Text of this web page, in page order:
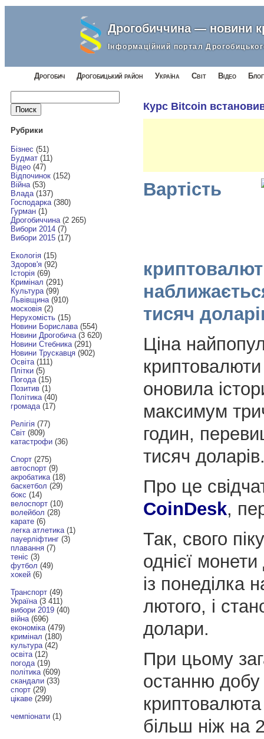
Дрогобиччина — новини
Інформаційний портал
Дрогобич Дрогобицький район Україна Світ Відео
Найти:
Рубрики
Бізнес (51)
Будмат(11)
Відео(47)
Відпочинок(152)
Війна(53)
Влада(137)
Господарка(380)
Гурман(1)
Дрогобиччина(2 265)
Вибори 2014(7)
Вибори 2015(17)
Екологія(15)
Здоров'я(92)
Історія(69)
Кримінал (291)
Культура(99)
Львівщина(910)
московія(2)
Нерухомість(15)
Новини Борислава(554)
Новини Дрогобича(3 620)
Новини Стебника(291)
Новини Трускавця(902)
Освіта(111)
Плітки(5)
Погода(15)
Позитив(1)
Політика(40)
громада(17)
Релігія(77)
Світ(809)
катастрофи(36)
Спорт(275)
автоспорт(9)
акробатика(18)
баскетбол (29)
бокс (14)
велоспорт(10)
волейбол (28)
карате(6)
легка атлетика(1)
пауерліфтинг(3)
плавання(7)
теніс (3)
футбол (49)
хокей(6)
Транспорт(49)
Україна(3 411)
вибори 2019(40)
війна(696)
економіка(479)
кримінал (180)
культура(42)
освіта(12)
погода(19)
політика(609)
скандали(33)
спорт(29)
цікаве(299)
чемпіонати(1)
Курс Bitcoin
Вартість
тисяч
Ціна
оновила
максимум
годин,
тисяч
Про це
CoinDesk,
Так, свого
однієї
із понеділка
лютого, і
долари.
При цьому
останню добу
більш ніж на